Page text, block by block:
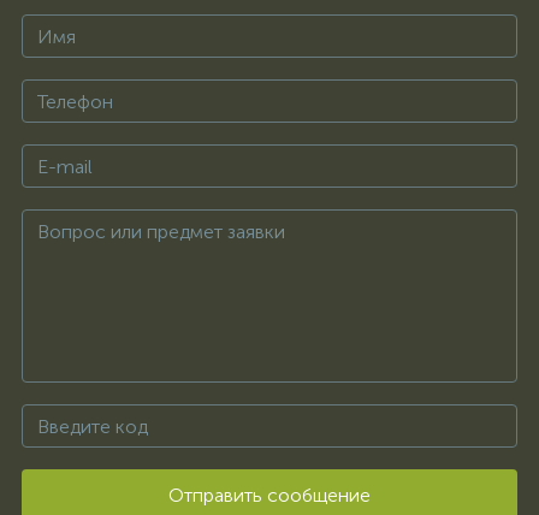
Отправить сообщение